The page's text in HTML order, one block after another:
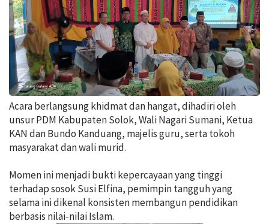
Acara berlangsung khidmat dan hangat, dihadiri oleh
unsur PDM Kabupaten Solok, Wali Nagari Sumani, Ketua
KAN dan Bundo Kanduang, majelis guru, serta tokoh
masyarakat dan wali murid.
Momen ini menjadi bukti kepercayaan yang tinggi
terhadap sosok Susi Elfina, pemimpin tangguh yang
selama ini dikenal konsisten membangun pendidikan
berbasis nilai-nilai Islam.